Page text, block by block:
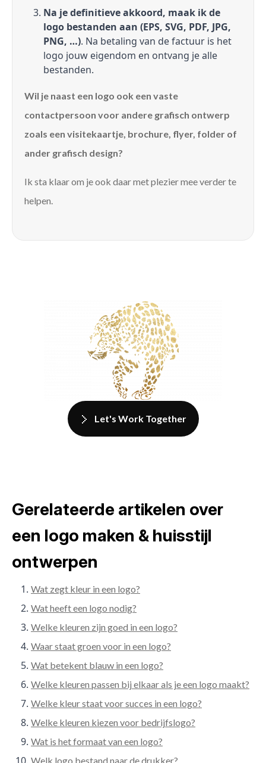
Na je definitieve akkoord, maak ik de
logo bestanden aan (EPS, SVG, PDF, JPG,
PNG, …). Na betaling van de factuur is het
logo jouw eigendom en ontvang je alle
bestanden.
Wil je naast een logo ook een vaste
contactpersoon voor andere grafisch ontwerp
zoals een visitekaartje, brochure, flyer, folder of
ander grafisch design?
Ik sta klaar om je ook daar met plezier mee verder te
helpen.
Let's Work Together
Gerelateerde artikelen over
een logo maken & huisstijl
ontwerpen
Wat zegt kleur in een logo?
Wat heeft een logo nodig?
Welke kleuren zijn goed in een logo?
Waar staat groen voor in een logo?
Wat betekent blauw in een logo?
Welke kleuren passen bij elkaar als je een logo maakt?
Welke kleur staat voor succes in een logo?
Welke kleuren kiezen voor bedrijfslogo?
Wat is het formaat van een logo?
Welk logo bestand naar de drukker?